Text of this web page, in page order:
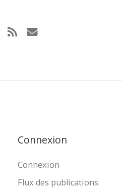
Connexion
Connexion
Flux des publications